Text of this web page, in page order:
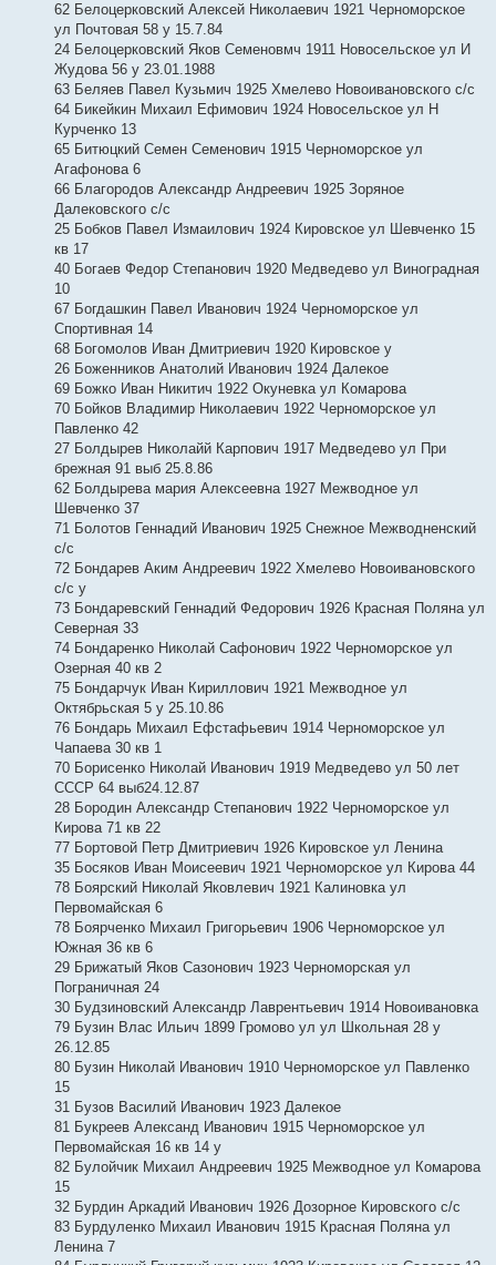
62 Белоцерковский Алексей Николаевич 1921 Черноморское
ул Почтовая 58 у 15.7.84
24 Белоцерковский Яков Семеновмч 1911 Новосельское ул И
Жудова 56 у 23.01.1988
63 Беляев Павел Кузьмич 1925 Хмелево Новоивановского с/с
64 Бикейкин Михаил Ефимович 1924 Новосельское ул Н
Курченко 13
65 Битюцкий Семен Семенович 1915 Черноморское ул
Агафонова 6
66 Благородов Александр Андреевич 1925 Зоряное
Далековского с/с
25 Бобков Павел Измаилович 1924 Кировское ул Шевченко 15
кв 17
40 Богаев Федор Степанович 1920 Медведево ул Виноградная
10
67 Богдашкин Павел Иванович 1924 Черноморское ул
Спортивная 14
68 Богомолов Иван Дмитриевич 1920 Кировское у
26 Боженников Анатолий Иванович 1924 Далекое
69 Божко Иван Никитич 1922 Окуневка ул Комарова
70 Бойков Владимир Николаевич 1922 Черноморское ул
Павленко 42
27 Болдырев Николайй Карпович 1917 Медведево ул При
брежная 91 выб 25.8.86
62 Болдырева мария Алексеевна 1927 Межводное ул
Шевченко 37
71 Болотов Геннадий Иванович 1925 Снежное Межводненский
с/с
72 Бондарев Аким Андреевич 1922 Хмелево Новоивановского
с/с у
73 Бондаревский Геннадий Федорович 1926 Красная Поляна ул
Северная 33
74 Бондаренко Николай Сафонович 1922 Черноморское ул
Озерная 40 кв 2
75 Бондарчук Иван Кириллович 1921 Межводное ул
Октябрьская 5 у 25.10.86
76 Бондарь Михаил Ефстафьевич 1914 Черноморское ул
Чапаева 30 кв 1
70 Борисенко Николай Иванович 1919 Медведево ул 50 лет
СССР 64 выб24.12.87
28 Бородин Александр Степанович 1922 Черноморское ул
Кирова 71 кв 22
77 Бортовой Петр Дмитриевич 1926 Кировское ул Ленина
35 Босяков Иван Моисеевич 1921 Черноморское ул Кирова 44
78 Боярский Николай Яковлевич 1921 Калиновка ул
Первомайская 6
78 Боярченко Михаил Григорьевич 1906 Черноморское ул
Южная 36 кв 6
29 Брижатый Яков Сазонович 1923 Черноморская ул
Пограничная 24
30 Будзиновский Александр Лаврентьевич 1914 Новоивановка
79 Бузин Влас Ильич 1899 Громово ул ул Школьная 28 у
26.12.85
80 Бузин Николай Иванович 1910 Черноморское ул Павленко
15
31 Бузов Василий Иванович 1923 Далекое
81 Букреев Александ Иванович 1915 Черноморское ул
Первомайская 16 кв 14 у
82 Булойчик Михаил Андреевич 1925 Межводное ул Комарова
15
32 Бурдин Аркадий Иванович 1926 Дозорное Кировского с/с
83 Бурдуленко Михаил Иванович 1915 Красная Поляна ул
Ленина 7